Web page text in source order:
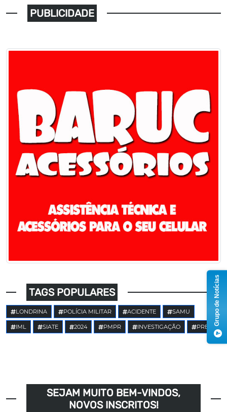
PUBLICIDADE
TAGS POPULARES
LONDRINA POLÍCIA MILITAR ACIDENTE SAMU
IML SIATE 2024 PMPR INVESTIGAÇÃO PRE
SEJAM MUITO BEM-VINDOS,
NOVOS INSCRITOS!
Grupo de Notícias